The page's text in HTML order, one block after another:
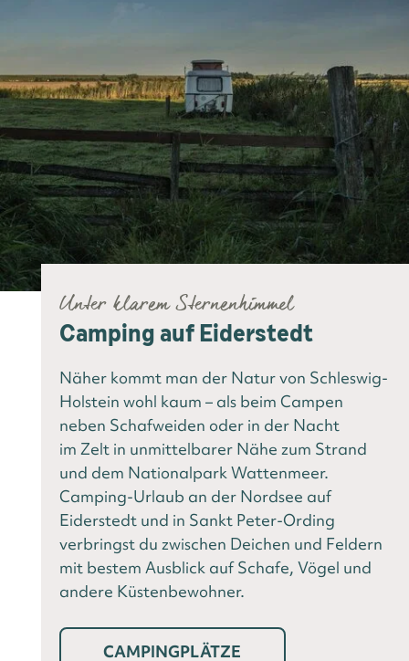
Unter klarem Sternenhimmel
Camping auf Eiderstedt
Näher kommt man der Natur von Schleswig-
Holstein wohl kaum – als beim Campen
neben Schafweiden oder in der Nacht
im Zelt in unmittelbarer Nähe zum Strand
und dem Nationalpark Wattenmeer.
Camping-Urlaub an der Nordsee auf
Eiderstedt und in Sankt Peter-Ording
verbringst du zwischen Deichen und Feldern
mit bestem Ausblick auf Schafe, Vögel und
andere Küstenbewohner.
CAMPINGPLÄTZE